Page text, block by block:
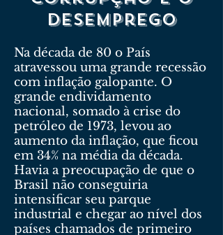
desemprego
Na década de 80 o País
atravessou uma grande recessão
com inflação galopante. O
grande endividamento
nacional, somado à crise do
petróleo de 1973, levou ao
aumento da inflação, que ficou
em 34% na média da década.
Havia a preocupação de que o
Brasil não conseguiria
intensificar seu parque
industrial e chegar ao nível dos
países chamados de primeiro